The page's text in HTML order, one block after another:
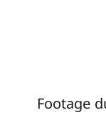
Footage